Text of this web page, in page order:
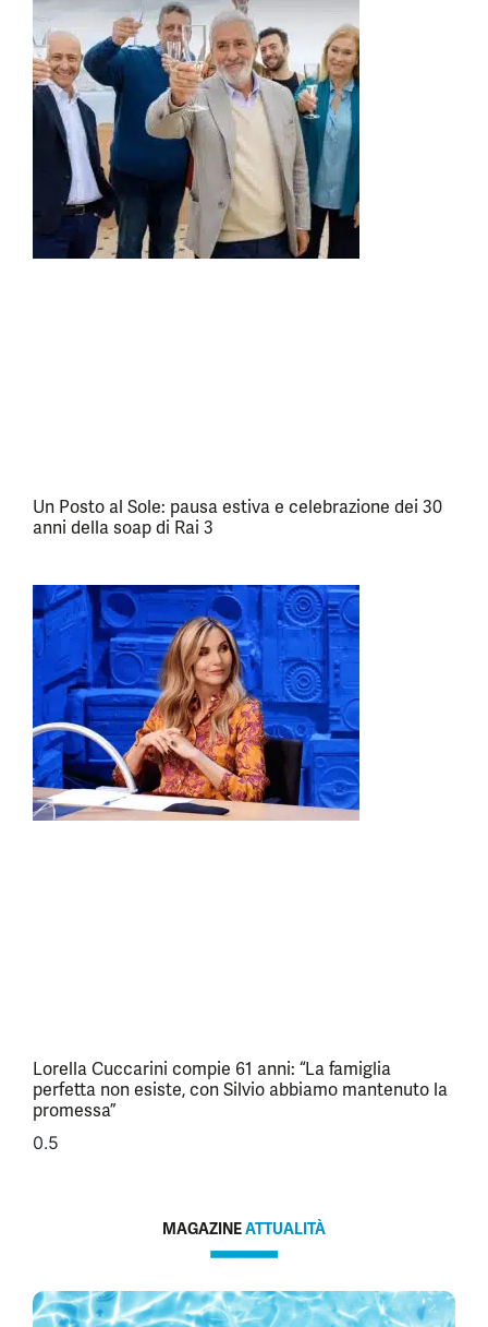
Un Posto al Sole: pausa estiva e celebrazione dei 30
anni della soap di Rai 3
Lorella Cuccarini compie 61 anni: “La famiglia
perfetta non esiste, con Silvio abbiamo mantenuto la
promessa”
MAGAZINEATTUALITÀ